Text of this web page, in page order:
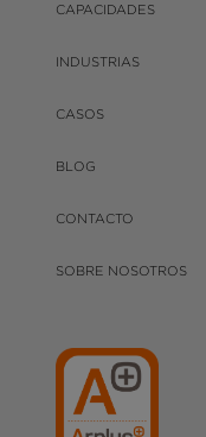
CAPACIDADES
INDUSTRIAS
CASOS
BLOG
CONTACTO
SOBRE NOSOTROS